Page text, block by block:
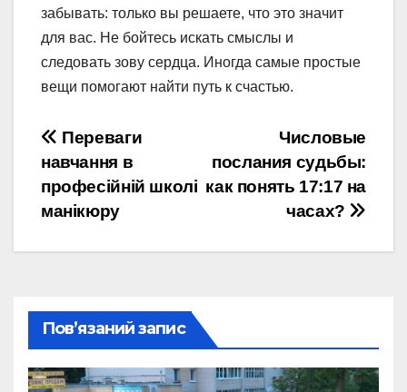
забывать: только вы решаете, что это значит
для вас. Не бойтесь искать смыслы и
следовать зову сердца. Иногда самые простые
вещи помогают найти путь к счастью.
Навігація
записів
Числовые
послания судьбы:
как понять 17:17 на
часах?
Переваги
навчання в
професійній школі
манікюру
Пов’язаний запис